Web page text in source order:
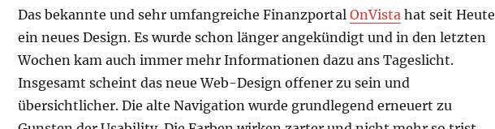
Das bekannte und sehr umfangreiche Finanzportal OnVistahat seit Heute
ein neues Design. Es wurde schon länger angekündigt und in den letzten
Wochen kam auch immer mehr Informationen dazu ans Tageslicht.
Insgesamt scheint das neue Web-Design offener zu sein und
übersichtlicher. Die alte Navigation wurde grundlegend erneuert zu